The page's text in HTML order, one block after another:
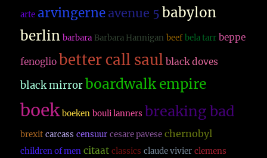
arte arvingerne avenue 5 babylon
berlin barbara Barbara Hannigan beef bela tarr beppe
fenoglio better call saul black doves
black mirror boardwalk empire
boek boeken bouli lanners breaking bad
brexit carcass censuur cesare pavese chernobyl
children of men citaat classics claude vivier clemens